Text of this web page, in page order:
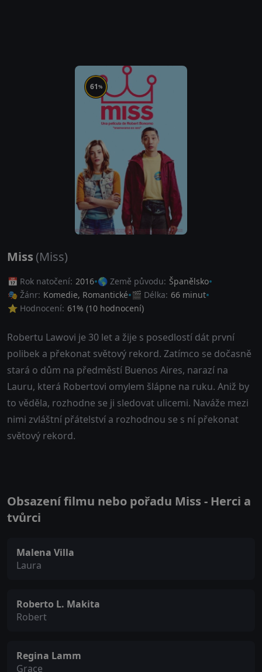
61%
Miss (Miss)
📅 Rok natočení: 2016 🌎 Země původu: Španělsko
🎭 Žánr: Komedie, Romantické 🎬 Délka: 66 minut
⭐ Hodnocení: 61% (10 hodnocení)
Robertu Lawovi je 30 let a žije s posedlostí dát první
polibek a překonat světový rekord. Zatímco se dočasně
stará o dům na předměstí Buenos Aires, narazí na
Lauru, která Robertovi omylem šlápne na ruku. Aniž by
to věděla, rozhodne se ji sledovat ulicemi. Naváže mezi
nimi zvláštní přátelství a rozhodnou se s ní překonat
světový rekord.
Obsazení filmu nebo pořadu Miss - Herci a
tvůrci
Malena Villa
Laura
Roberto L. Makita
Robert
Regina Lamm
Grace